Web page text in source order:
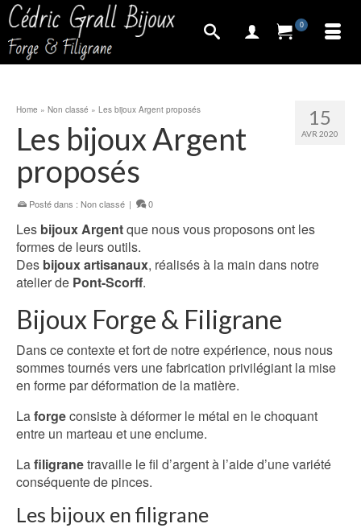
0
15
AVR 2020
Home » Non classé » Les bijoux Argent proposés
Les bijoux Argent
proposés
Posté dans : Non classé | 0
Les bijoux Argentque nous vous proposons ont les
formes de leurs outils.
Des bijoux artisanaux, réalisés à la main dans notre
atelier de Pont-Scorff.
Bijoux Forge & Filigrane
Dans ce contexte et fort de notre expérience, nous nous
sommes tournés vers une fabrication privilégiant la mise
en forme par déformation de la matière.
Laforgeconsiste à déformer le métal en le choquant
entre un marteau et une enclume.
Lafiligranetravaille le fil d’argent à l’aide d’une variété
conséquente de pinces.
Les bijoux en filigrane